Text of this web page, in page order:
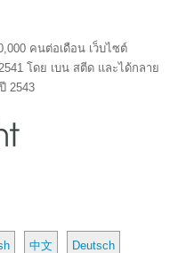
คนต่อเดือน เว็บไซต์
โดย เบน สตีด และได้กลาย
2543
中文 Deutsch